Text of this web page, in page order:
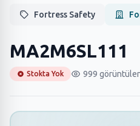
Fortress Safety
MA2M6SL111
Stokta Yok 999